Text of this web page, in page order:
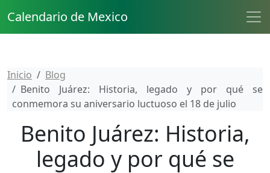
Calendario de Mexico
Inicio
Blog
Benito Juárez: Historia, legado y por qué se
conmemora su aniversario luctuoso el 18 de julio
Benito Juárez: Historia,
legado y por qué se